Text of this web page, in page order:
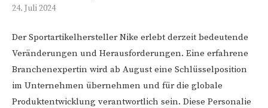
24. Juli 2024
Der Sportartikelhersteller Nike erlebt derzeit bedeutende
Veränderungen und Herausforderungen. Eine erfahrene
Branchenexpertin wird ab August eine Schlüsselposition
im Unternehmen übernehmen und für die globale
Produktentwicklung verantwortlich sein. Diese Personalie